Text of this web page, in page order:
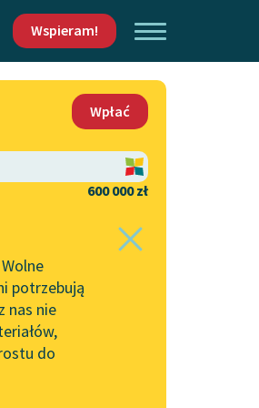
Wspieram!
wykorzystania
Lektur
promocyjne
Wpłać
600 000 zł
potrzebują
nas nie
do